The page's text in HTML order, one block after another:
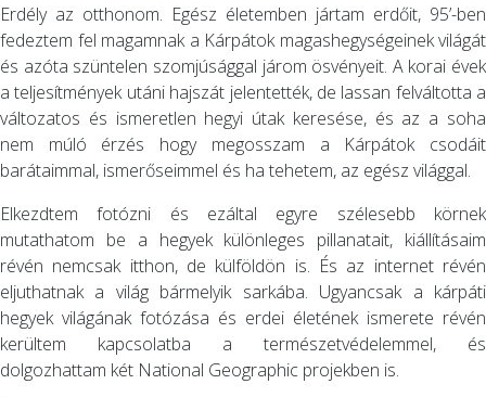
Erdély az otthonom. Egész életemben jártam erdőit, 95’-ben
fedeztem fel magamnak a Kárpátok magashegységeinek világát
és azóta szüntelen szomjúsággal járom ösvényeit. A korai évek
a teljesítmények utáni hajszát jelentették, de lassan felváltotta a
változatos és ismeretlen hegyi útak keresése, és az a soha
nem múló érzés hogy megosszam a Kárpátok csodáit
barátaimmal, ismerőseimmel és ha tehetem, az egész világgal.
Elkezdtem fotózni és ezáltal egyre szélesebb körnek
mutathatom be a hegyek különleges pillanatait, kiállításaim
révén nemcsak itthon, de külföldön is. És az internet révén
eljuthatnak a világ bármelyik sarkába. Ugyancsak a kárpáti
hegyek világának fotózása és erdei életének ismerete révén
kerültem kapcsolatba a természetvédelemmel, és
dolgozhattam két National Geographic projekben is.